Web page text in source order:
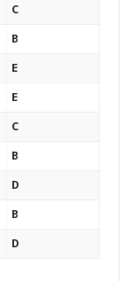
C
B
E
E
C
B
D
B
D